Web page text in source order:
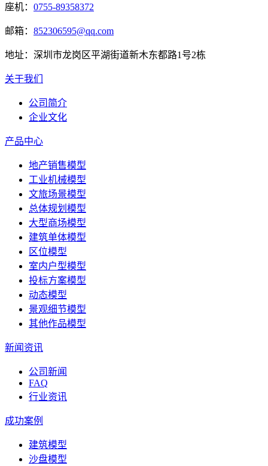
座机： 0755-89358372
邮箱： 852306595@qq.com
地址：深圳市龙岗区平湖街道新木东都路1号2栋
关于我们
公司简介
企业文化
产品中心
地产销售模型
工业机械模型
文旅场景模型
总体规划模型
大型商场模型
建筑单体模型
区位模型
室内户型模型
投标方案模型
动态模型
景观细节模型
其他作品模型
新闻资讯
公司新闻
FAQ
行业资讯
成功案例
建筑模型
沙盘模型